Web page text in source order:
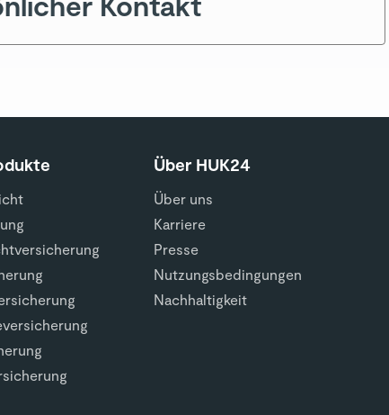
Über HUK24
Über uns
Karriere
Presse
Nutzungsbedingungen
Nachhaltigkeit